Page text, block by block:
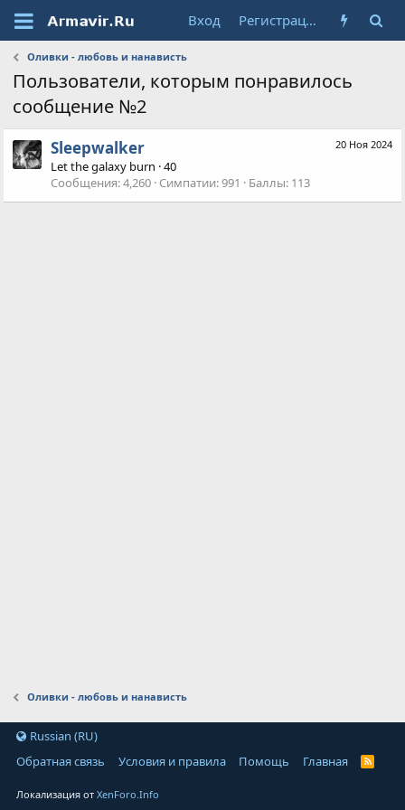
Вход Регистрация
Оливки - любовь и нанависть
Пользователи, которым понравилось
сообщение №2
20 Ноя 2024
Sleepwalker
Let the galaxy burn ·40
Сообщения 4,260 Симпатии 991 Баллы 113
Оливки - любовь и нанависть
Russian (RU)
Обратная связь
Условия и правила Помощь Главная
Локализация отXenForo.Info